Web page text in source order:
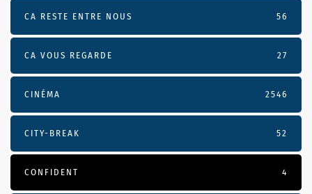
CA RESTE ENTRE NOUS 56
CA VOUS REGARDE 27
CINÉMA 2546
CITY-BREAK 52
CONFIDENT 4